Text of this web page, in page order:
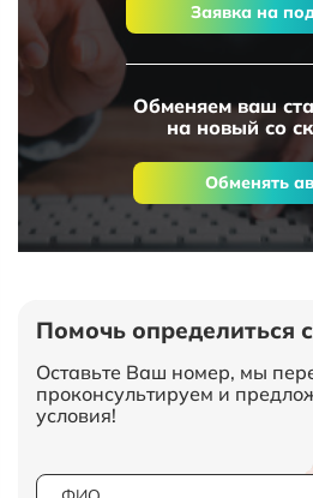
Заявка на
Обменяем ваш
на новый со
Обменять
Помочь определиться
Оставьте Ваш номер, мы
проконсультируем и
условия!